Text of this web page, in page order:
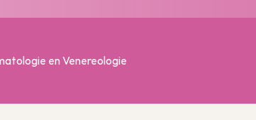
en Venereologie